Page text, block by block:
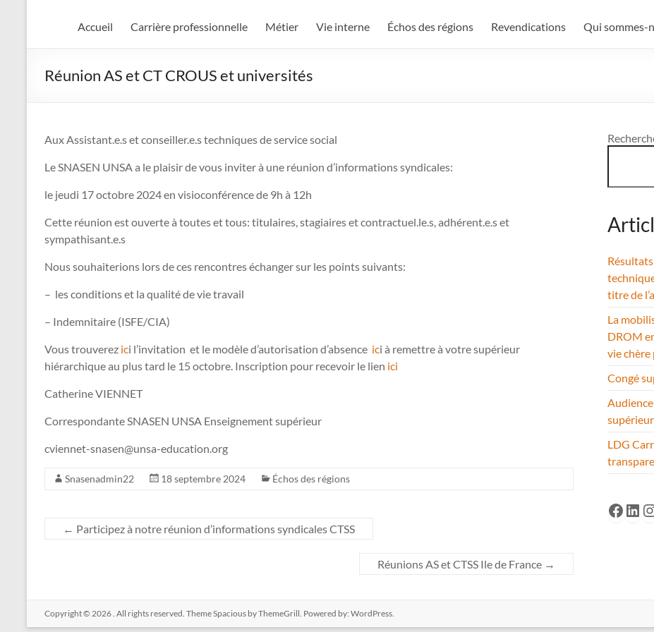
Accueil Carrière professionnelle Métier Vie interne Échos des régions Revendications Qui sommes-
Réunion AS et CT CROUS et universités
Aux Assistant.e.s et conseiller.e.s techniques de service social
Le SNASEN UNSA a le plaisir de vous inviter à une réunion d’informations syndicales:
le jeudi 17 octobre 2024 en visioconférence de 9h à 12h
Cette réunion est ouverte à toutes et tous: titulaires, stagiaires et contractuel.le.s, adhérent.e.s et
sympathisant.e.s
Nous souhaiterions lors de ces rencontres échanger sur les points suivants:
– les conditions et la qualité de vie travail
– Indemnitaire (ISFE/CIA)
Vous trouverez ici l’invitation et le modèle d’autorisation d’absence ici à remettre à votre supérieur
hiérarchique au plus tard le 15 octobre. Inscription pour recevoir le lien ici
Catherine VIENNET
Correspondante SNASEN UNSA Enseignement supérieur
cviennet-snasen@unsa-education.org
Snasenadmin22 18 septembre 2024 Échos des régions
← Participez à notre réunion d’informations syndicales CTSS
Réunions AS et CTSS Ile de France →
titre de
La
DROM
vie chère
Congé
supérieur
LDG
Copyright © 2026. All rights reserved. ThemeSpacious by ThemeGrill. Powered by: WordPress.